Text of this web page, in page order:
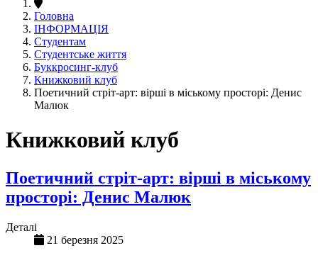
Головна
ІНФОРМАЦІЯ
Студентам
Студентське життя
Буккросинг-клуб
Книжковий клуб
Поетичний стріт-арт: вірші в міському просторі: Денис
Малюк
Книжковий клуб
Поетичний стріт-арт: вірші в міському
просторі: Денис Малюк
Деталі
21 березня 2025